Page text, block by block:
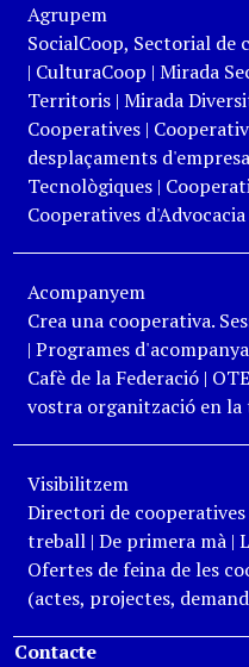
Agrupem
SocialCoop, Sectorial de
| CulturaCoop | Mirada
Territoris| Mirada
Cooperatives|
desplaçaments
Tecnològiques|
Cooperatives d'Advocacia
Acompanyem
Crea una cooperativa.
| Programes
Cafè de la Federació|
vostra organització en
Visibilitzem
Directori de cooperatives
treball| De primera mà|
Ofertes de feina de les
(actes, projectes,
Contacte